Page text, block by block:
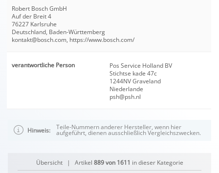
Robert Bosch GmbH
Auf der Breit 4
76227 Karlsruhe
Deutschland, Baden-Württemberg
kontakt@bosch.com, https://www.bosch.com/
verantwortliche Person
Pos Service Holland BV
Stichtse kade 47c
1244NV Graveland
Niederlande
psh@psh.nl
Hinweis: Teile-Nummern anderer Hersteller, wenn hier
aufgeführt, dienen ausschließlich Vergleichszwecken.
Übersicht| Artikel 889 von 1611 in dieser Kategorie